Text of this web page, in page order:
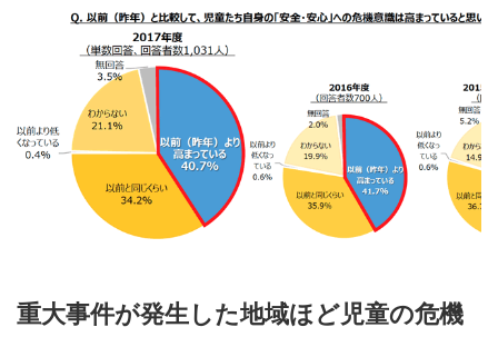
重大事件が発生した地域ほど児童の危機